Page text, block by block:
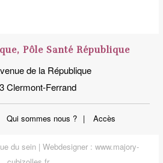
Pôle Santé République
de la République
Clermont-Ferrand
Qui sommes nous ? Accès
du sein | Webdesigner : www.majory-